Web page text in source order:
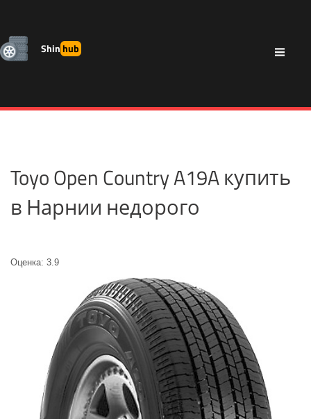
Shinhub
Toyo Open Country A19A купить
в Нарнии недорого
Оценка: 3.9